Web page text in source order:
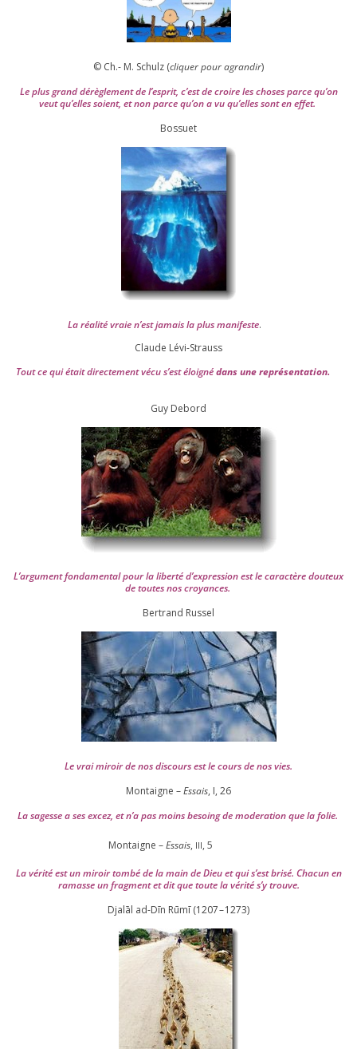
© Ch.- M. Schulz (cli­quer pour agran­dir)
Le plus grand dérè­gle­ment de l’es­prit, c’est de croire les choses parce qu’on
veut qu’elles soient, et non parce qu’on a vu qu’elles sont en effet.
Bossuet
La réa­lité vraie n’est jamais la plus mani­feste.
Claude Lévi-Strauss
Tout ce qui était direc­te­ment vécu s’est éloi­gnédans une repré­sen­ta­tion.
Guy Debord
L’argument fon­da­men­tal pour la liber­té d’expression est le carac­tère dou­teux
de toutes nos croyances.
Ber­trand Russel
Le vrai miroir de nos dis­cours est le cours de nos vies.
Montaigne –Essais, I, 26
La sagesse a ses excez, et n’a pas moins besoing de mode­ra­tion que la folie.
Montaigne –Essais, III, 5
La véri­té est un miroir tom­bé de la main de Dieu et qui s’est bri­sé. Chacun en
ramasse un frag­ment et dit que toute la véri­té s’y trouve.
Djalāl ad-Dīn Rūmī (1207–1273)